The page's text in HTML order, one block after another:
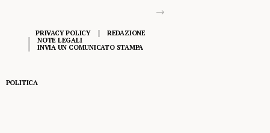
PRIVACY POLICY
REDAZIONE
NOTE LEGALI
INVIA UN COMUNICATO STAMPA
POLITICA